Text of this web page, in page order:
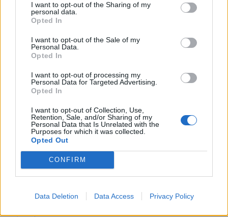
I want to opt-out of the Sharing of my
personal data.
Opted In
I want to opt-out of the Sale of my
Personal Data.
Opted In
I want to opt-out of processing my
Personal Data for Targeted Advertising.
Opted In
I want to opt-out of Collection, Use,
Retention, Sale, and/or Sharing of my
Personal Data that Is Unrelated with the
Purposes for which it was collected.
Opted Out
CONFIRM
Data Deletion Data Access Privacy Policy
Η γιαγιά της 12χρονης από τον Κολωνό , προχώρησε σε
μία σοκαριστική καταγγελία…
Βιασμός 12χρονης στον
μαχαίρι στο σπίτι της.
Δε, 3 Απρ 2023 20:32